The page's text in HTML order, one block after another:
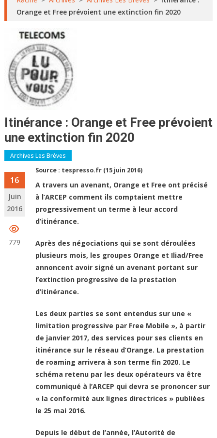
Orange et Free prévoient une extinction fin 2020
Itinérance : Orange et Free prévoient
une extinction fin 2020
Archives Les Brèves
16
Juin
2016
779
Source : tespresso.fr (15 juin 2016)
A travers un avenant, Orange et Free ont précisé
à l’ARCEP comment ils comptaient mettre
progressivement un terme à leur accord
d’itinérance.
Après des négociations qui se sont déroulées
plusieurs mois, les groupes Orange et Iliad/Free
annoncent avoir signé un avenant portant sur
l’extinction progressive de la prestation
d’itinérance.
Les deux parties se sont entendus sur une «
limitation progressive par Free Mobile », à partir
de janvier 2017, des services pour ses clients en
itinérance sur le réseau d’Orange. La prestation
de roaming arrivera à son terme fin 2020. Le
schéma retenu par les deux opérateurs va être
communiqué à l’ARCEP qui devra se prononcer sur
« la conformité aux lignes directrices » publiées
le 25 mai 2016.
Depuis le début de l’année, l’Autorité de